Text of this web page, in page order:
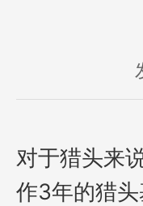
对于猎头来
作3年的猎